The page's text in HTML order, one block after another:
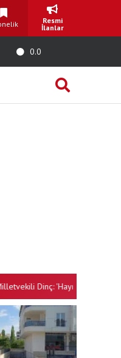
Resmi
İlanlar
0.0
'Haymana operasyonu